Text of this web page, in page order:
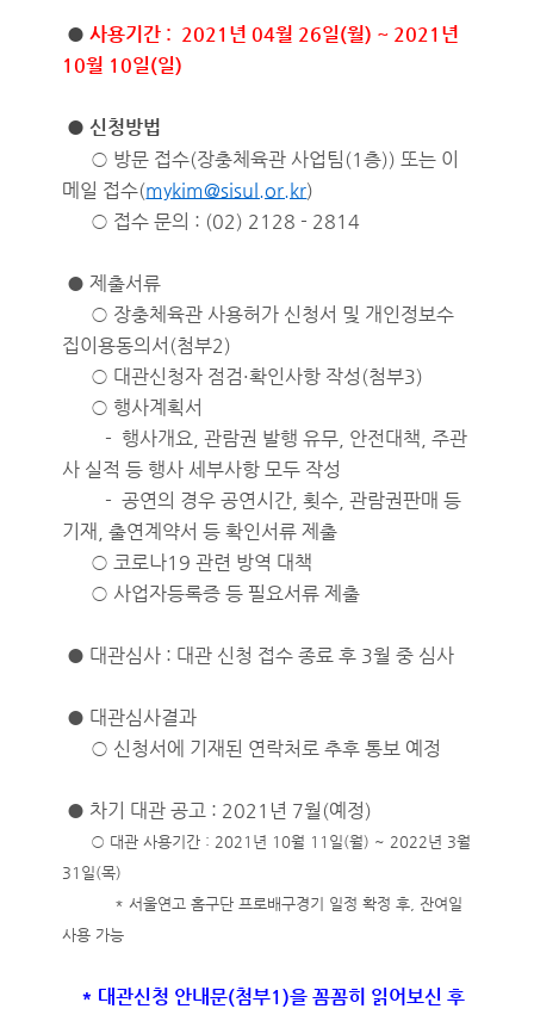
●사용기간 : 2021년 04월 26일(월) ~ 2021년
10월 10일(일)
● 신청방법
○ 방문 접수(장충체육관 사업팀(1층)) 또는 이
메일 접수(mykim@sisul.or.kr)
○ 접수 문의 : (02) 2128 - 2814
● 제출서류
○ 장충체육관 사용허가 신청서 및 개인정보수
집이용동의서(첨부2)
○ 대관신청자 점검·확인사항 작성(첨부3)
○ 행사계획서
- 행사개요, 관람권 발행 유무, 안전대책, 주관
사 실적 등 행사 세부사항 모두 작성
- 공연의 경우 공연시간, 횟수, 관람권판매 등
기재, 출연계약서 등 확인서류 제출
○ 코로나19 관련 방역 대책
○ 사업자등록증 등 필요서류 제출
● 대관심사 : 대관 신청 접수 종료 후 3월 중 심사
● 대관심사결과
○ 신청서에 기재된 연락처로 추후 통보 예정
● 차기 대관 공고 : 2021년 7월(예정)
○ 대관 사용기간 : 2021년 10월 11일(월) ~ 2022년 3월
31일(목)
* 서울연고 홈구단 프로배구경기 일정 확정 후, 잔여일
사용 가능
* 대관신청 안내문(첨부1)을 꼼꼼히 읽어보신 후